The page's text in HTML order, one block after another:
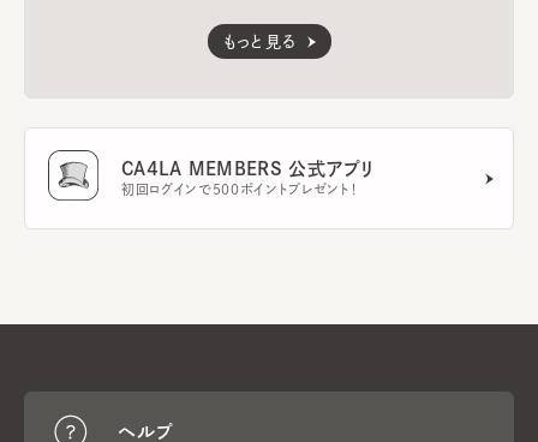
もっと見る
CA4LA MEMBERS 公式アプリ
初回ログインで500ポイントプレゼント！
ヘルプ